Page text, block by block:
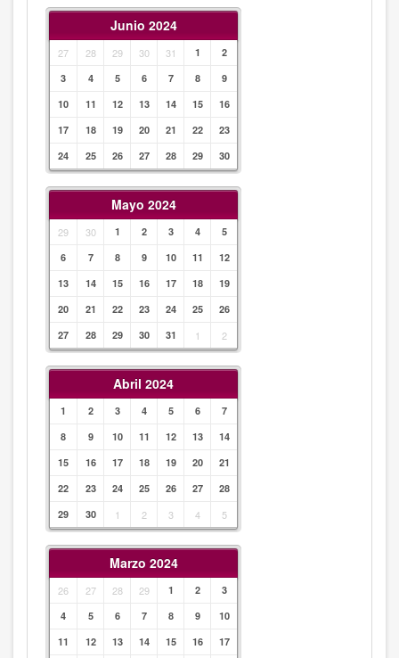
Junio 2024
27 28 29 30 31 1
2
3
4 5 6 7 8
9
10
11 12 13 14 15
16
17
18 19 20 21 22
23
24
25 26 27 28 29 30
Mayo 2024
29 30 1 2 3 4
5
6
7 8 9 10 11
12
13
14 15 16 17 18
19
20
21 22 23 24 25
26
27
28 29 30 31 1 2
Abril 2024
1 2 3 4 5 6
7
8
9 10 11 12 13
14
15
16 17 18 19 20
21
22
23 24 25 26 27
28
29
30 1 2 3 4 5
Marzo 2024
26 27 28 29 1 2
3
4
5 6 7 8 9
10
11
12 13 14 15 16
17